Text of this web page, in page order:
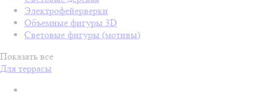
Электрофейерверки
Объемные фигуры 3D
Световые фигуры (мотивы)
Показать все
Для террасы